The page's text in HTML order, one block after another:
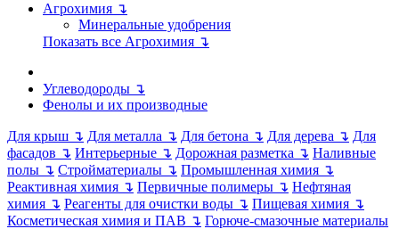
Агрохимия ↴
Минеральные удобрения
Показать все Агрохимия ↴
Углеводороды ↴
Фенолы и их производные
Для крыш ↴ Для металла ↴ Для бетона ↴ Для дерева ↴ Для
фасадов ↴ Интерьерные ↴ Дорожная разметка ↴ Наливные
полы ↴ Стройматериалы ↴ Промышленная химия ↴
Реактивная химия ↴ Первичные полимеры ↴ Нефтяная
химия ↴ Реагенты для очистки воды ↴ Пищевая химия ↴
Косметическая химия и ПАВ ↴ Горюче-смазочные материалы